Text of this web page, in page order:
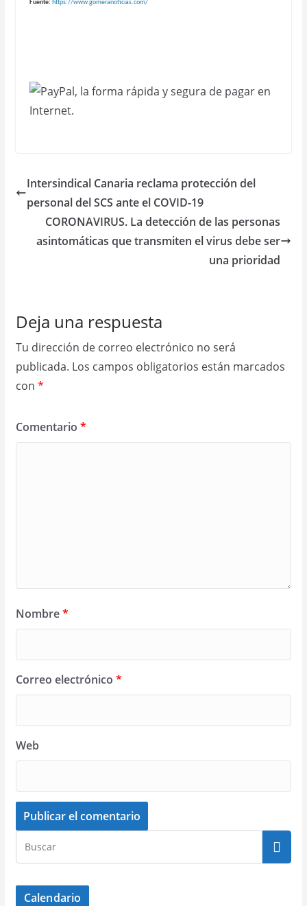
Fuente: https://www.gomeranoticias.com/
Intersindical Canaria reclama protección del
personal del SCS ante el COVID-19
CORONAVIRUS. La detección de las personas
asintomáticas que transmiten el virus debe ser
una prioridad
Deja una respuesta
Tu dirección de correo electrónico no será
publicada. Los campos obligatorios están marcados
con *
Comentario *
Nombre*
Correo electrónico *
Web
Calendario